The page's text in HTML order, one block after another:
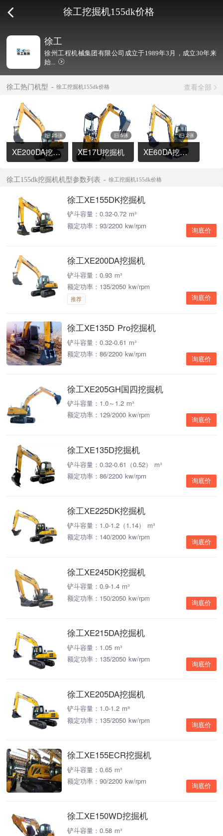
徐工挖掘机155dk价格
徐工
徐州工程机械集团有限公司成立于1989年3月，成立30年来
始...
徐工热门机型 徐工挖掘机155dk价格 查看全部
25张
XE200DA挖掘机
5张
XE17U挖掘机
2张
XE60DA挖掘机
徐工155dk挖掘机机型参数列表 徐工挖掘机155dk价格
徐工XE155DK挖掘机
铲斗容量：0.32-0.72 m³
额定功率：93/2200 kw/rpm
询底价
徐工XE200DA挖掘机
铲斗容量：0.93 m³
额定功率：135/2050 kw/rpm
推荐 询底价
徐工XE135D Pro挖掘机
铲斗容量：0.32-0.61 m³
额定功率：86/2200 kw/rpm
询底价
徐工XE205GH国四挖掘机
铲斗容量：1.0～1.2 m³
额定功率：129/2000 kw/rpm
询底价
徐工XE135D挖掘机
铲斗容量：0.32-0.61（0.52） m³
额定功率：86/2200 kw/rpm
询底价
徐工XE225DK挖掘机
铲斗容量：1.0-1.2（1.14） m³
额定功率：140/2000 kw/rpm
询底价
徐工XE245DK挖掘机
铲斗容量：0.9-1.4 m³
额定功率：150/2050 kw/rpm
询底价
徐工XE215DA挖掘机
铲斗容量：1.05 m³
额定功率：135/2050 kw/rpm
询底价
徐工XE205DA挖掘机
铲斗容量：1.0-1.2 m³
额定功率：135/2050 kw/rpm
询底价
徐工XE155ECR挖掘机
铲斗容量：0.65 m³
额定功率：90/2200 kw/rpm
询底价
徐工XE150WD挖掘机
铲斗容量：0.58 m³